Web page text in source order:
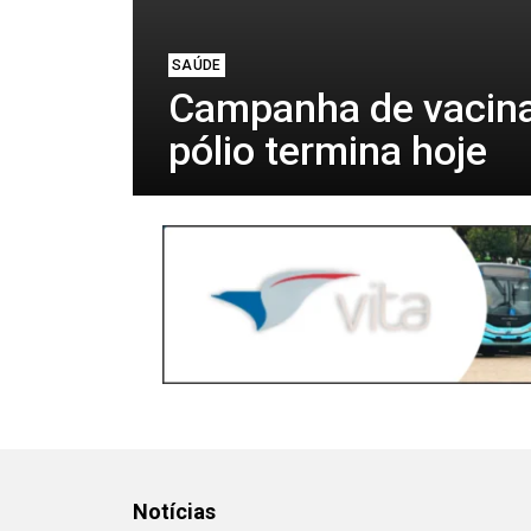
SAÚDE
Campanha de
pólio termina hoje
Notícias